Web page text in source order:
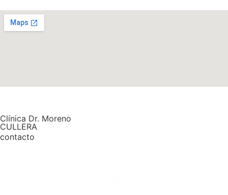
Clínica Dr. Moreno
CULLERA
contacto